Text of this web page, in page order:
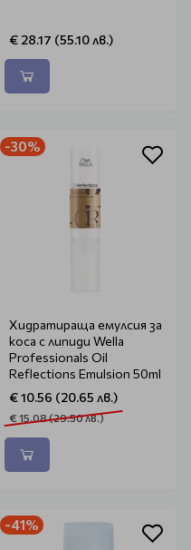
€ 28.17 (55.10 лв.)
-30%
Хидратираща емулсия за
коса с липиди Wella
Professionals Oil
Reflections Emulsion 50ml
€ 10.56 (20.65 лв.)
€ 15.08 (29.50 лв.)
-41%